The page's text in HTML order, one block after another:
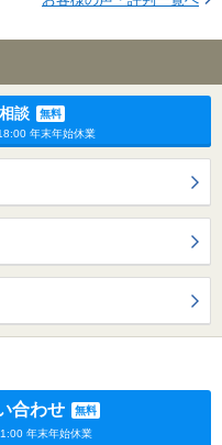
談
無料
年末年始休業
合わせ
無料
年末年始休業